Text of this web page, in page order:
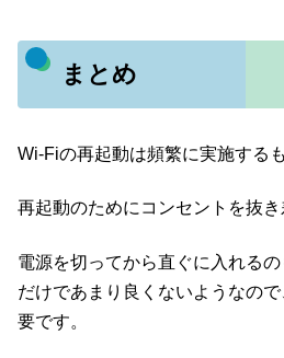
まとめ
Wi-Fiの再起動は頻繁に実施する
再起動のためにコンセントを抜き
電源を切ってから直ぐに入れる
だけであまり良くないようなの
要です。